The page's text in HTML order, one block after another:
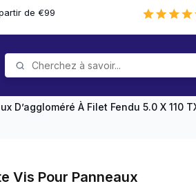
de €99
D’aggloméré À Filet Fendu 5.0 X 110
Vis Pour Panneaux